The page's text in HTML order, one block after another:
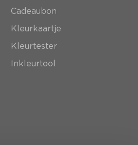
Cadeaubon
Kleurkaartje
Kleurtester
Inkleurtool